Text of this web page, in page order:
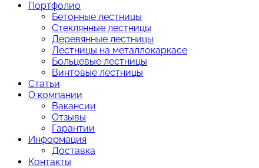
Портфолио
Бетонные лестницы
Стеклянные лестницы
Деревянные лестницы
Лестницы на металлокаркасе
Больцевые лестницы
Винтовые лестницы
Статьи
О компании
Вакансии
Отзывы
Гарантии
Информация
Доставка
Контакты